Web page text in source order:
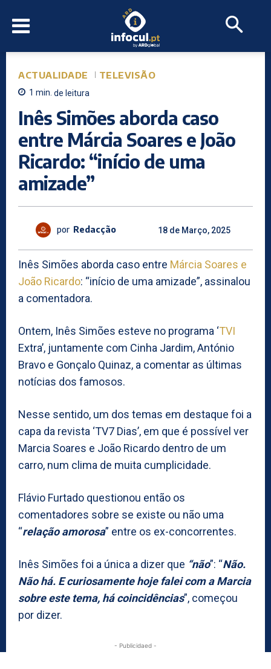
ACTUALIDADE TELEVISÃO
1 min. de leitura
Inês Simões aborda caso
entre Márcia Soares e João
Ricardo: “início de uma
amizade”
por Redacção 18 de Março, 2025
Inês Simões aborda caso entre Márcia Soares e
João Ricardo: “início de uma amizade”, assinalou
a comentadora.
Ontem, Inês Simões esteve no programa ‘TVI
Extra’, juntamente com Cinha Jardim, António
Bravo e Gonçalo Quinaz, a comentar as últimas
notícias dos famosos.
Nesse sentido, um dos temas em destaque foi a
capa da revista ‘TV7 Dias’, em que é possível ver
Marcia Soares e João Ricardo dentro de um
carro, num clima de muita cumplicidade.
Flávio Furtado questionou então os
comentadores sobre se existe ou não uma
“relação amorosa” entre os ex-concorrentes.
Inês Simões foi a única a dizer que “não”: “Não.
Não há. E curiosamente hoje falei com a Marcia
sobre este tema, há coincidências”, começou
por dizer.
- Publicidaed -